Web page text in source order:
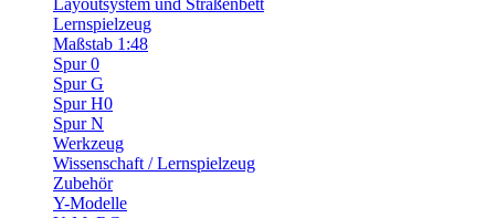
Layoutsystem und Straßenbett
Lernspielzeug
Maßstab 1:48
Spur 0
Spur G
Spur H0
Spur N
Werkzeug
Wissenschaft / Lernspielzeug
Zubehör
Y-Modelle